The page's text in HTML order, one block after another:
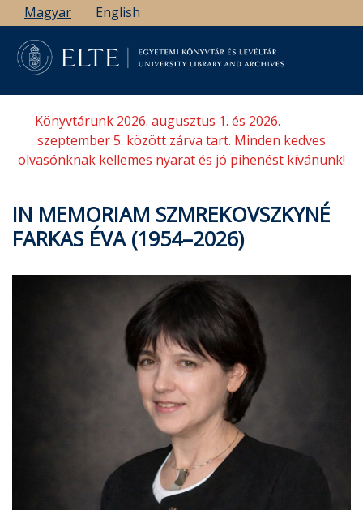
Ugrás
a
tartalomra
Magyar English
Könyvtárunk 2026. augusztus 1. és 2026.
szeptember 5. között zárva tart. Minden kedves
olvasónknak kellemes nyarat és jó pihenést kívánunk!
IN MEMORIAM SZMREKOVSZKYNÉ
FARKAS ÉVA (1954–2026)